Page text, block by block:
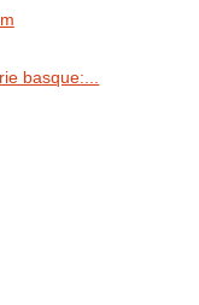
basque:...